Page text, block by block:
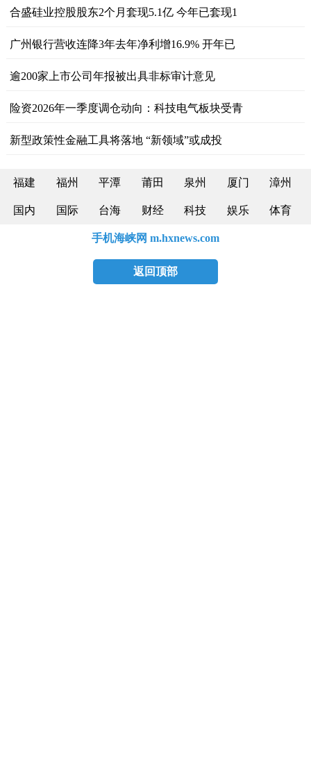
合盛硅业控股股东2个月套现5.1亿 今年已套现1
广州银行营收连降3年去年净利增16.9% 开年已
逾200家上市公司年报被出具非标审计意见
险资2026年一季度调仓动向：科技电气板块受青
新型政策性金融工具将落地 “新领域”或成投
福建 福州 平潭 莆田 泉州 厦门 漳州
国内 国际 台海 财经 科技 娱乐 体育
手机海峡网 m.hxnews.com
返回顶部